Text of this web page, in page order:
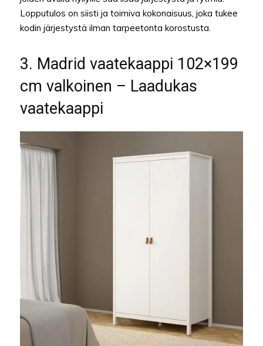
Lopputulos on siisti ja toimiva kokonaisuus, joka tukee
kodin järjestystä ilman tarpeetonta korostusta.
3. Madrid vaatekaappi 102×199
cm valkoinen – Laadukas
vaatekaappi